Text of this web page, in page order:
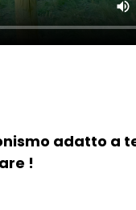
adatto a
!